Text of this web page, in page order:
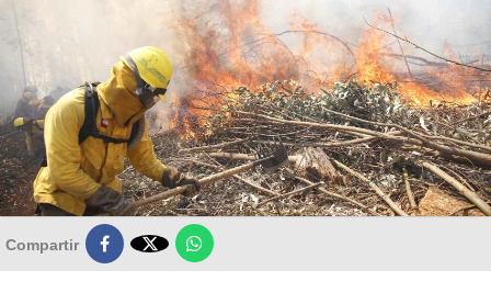
Compartir 